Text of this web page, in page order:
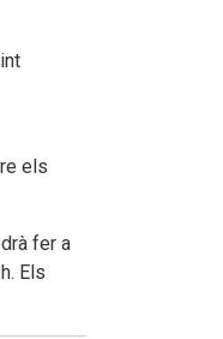
els
fer a
Els